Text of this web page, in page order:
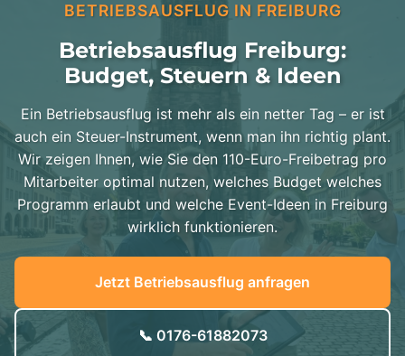
BETRIEBSAUSFLUG IN FREIBURG
Betriebsausflug Freiburg:
Budget, Steuern & Ideen
Ein Betriebsausflug ist mehr als ein netter Tag – er ist
auch ein Steuer-Instrument, wenn man ihn richtig plant.
Wir zeigen Ihnen, wie Sie den 110-Euro-Freibetrag pro
Mitarbeiter optimal nutzen, welches Budget welches
Programm erlaubt und welche Event-Ideen in Freiburg
wirklich funktionieren.
Jetzt Betriebsausflug anfragen
📞 0176-61882073